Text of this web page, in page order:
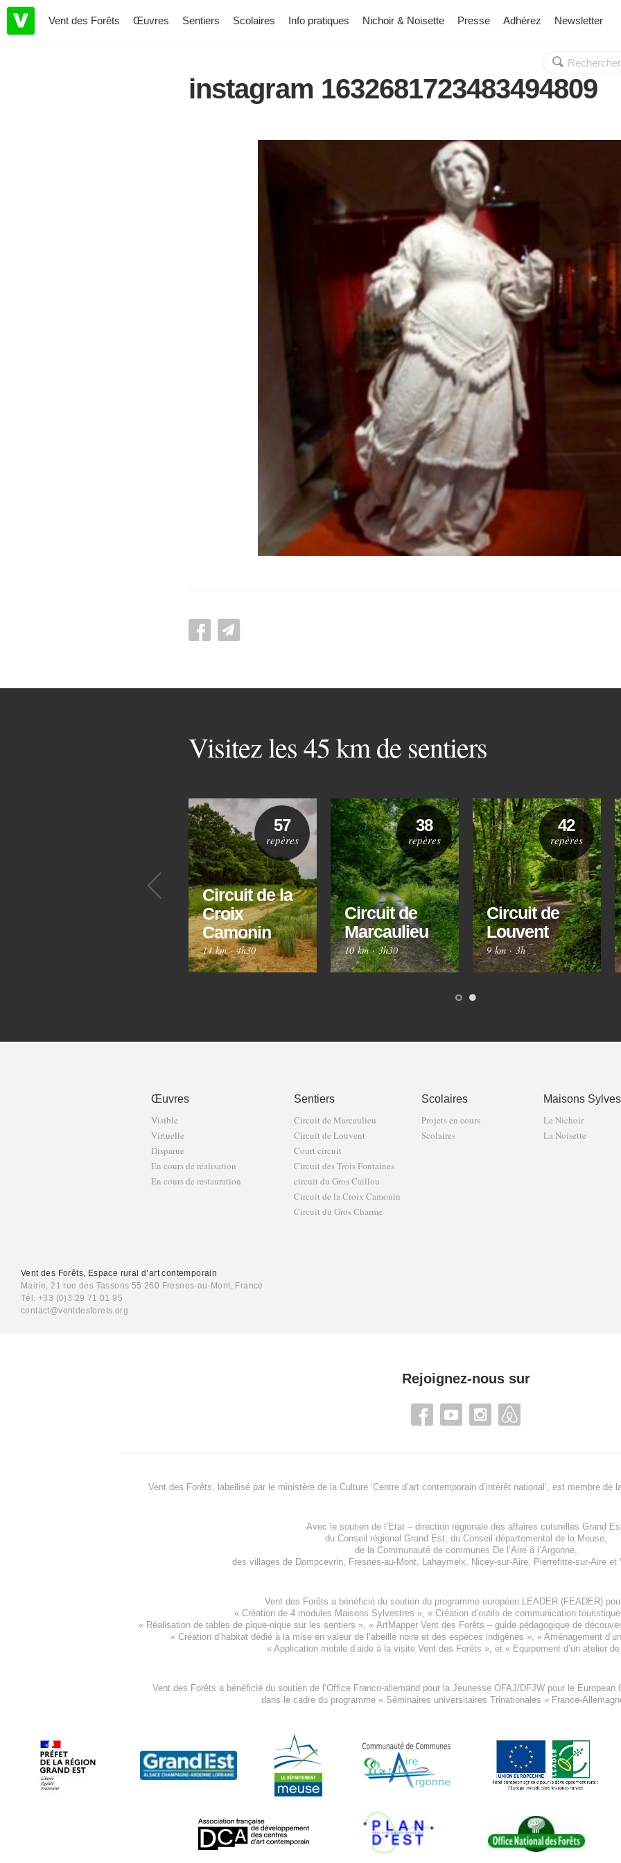
Vent des Forêts Œuvres Sentiers Scolaires Info pratiques Nichoir & Noisette Presse Adhérez Newsletter
Rechercher :
OK
instagram 1632681723483494809
Visitez les 45 km de sentiers
Précédent
Circuit de la
Croix
Camonin
14 km·4h30
57
repères
Circuit de
Marcaulieu
10 km·3h30
38
repères
Circuit de
Louvent
9 km·3h
42
repères
Œuvres
Visible
Virtuelle
Disparue
En cours de réalisation
En cours de restauration
Sentiers
Circuit de Marcaulieu
Circuit de Louvent
Court circuit
Circuit des Trois Fontaines
circuit du Gros Caillou
Circuit de la Croix Camonin
Circuit du Gros Charme
Scolaires
Projets en cours
Scolaires
Maisons
Le Nichoir
La Noisette
Vent des Forêts, Espace rural d’art contemporain
Mairie, 21 rue des Tassons 55 260 Fresnes-au-Mont, France
Tél. +33 (0)3 29 71 01 95
contact@ventdesforets.org
Rejoignez-nous sur
Vent des Forêts, labellisé par le ministère de la Culture ‘Centre d’art contemporain d’intérêt national’, est membre de
Avec le soutien de l’ Etat – direction régionale des affaires cuturelles Grand
du Conseil régional Grand Est, du Conseil départemental de la Meuse,
de la Communauté de communes De l’Aire à l’Argonne,
des villages de Dompcevrin, Fresnes-au-Mont, Lahaymeix, Nicey-sur-Aire, Pierrefitte-sur-Aireet
Vent des Forêts a bénéficié du soutien du programme européen LEADER (FEADER)
« Création de 4 modules Maisons Sylvestres », « Création d’outils de communication
« Réalisation de tables de pique-nique sur les sentiers », « ArtMapper Vent des Forêts – guide pédagogique de
« Création d’habitat dédié à la mise en valeur de l’abeille noire et des espèces indigènes », « Aménagement
« Application mobile d’aide à la visite Vent des Forêts », et « Equipement d’un atelier
Vent des Forêts a bénéficié du soutien de l’Office Franco-allemand pour la Jeunesse OFAJ/DFJW pour le European
dans le cadre du programme « Séminaires universitaires Trinationales » France-